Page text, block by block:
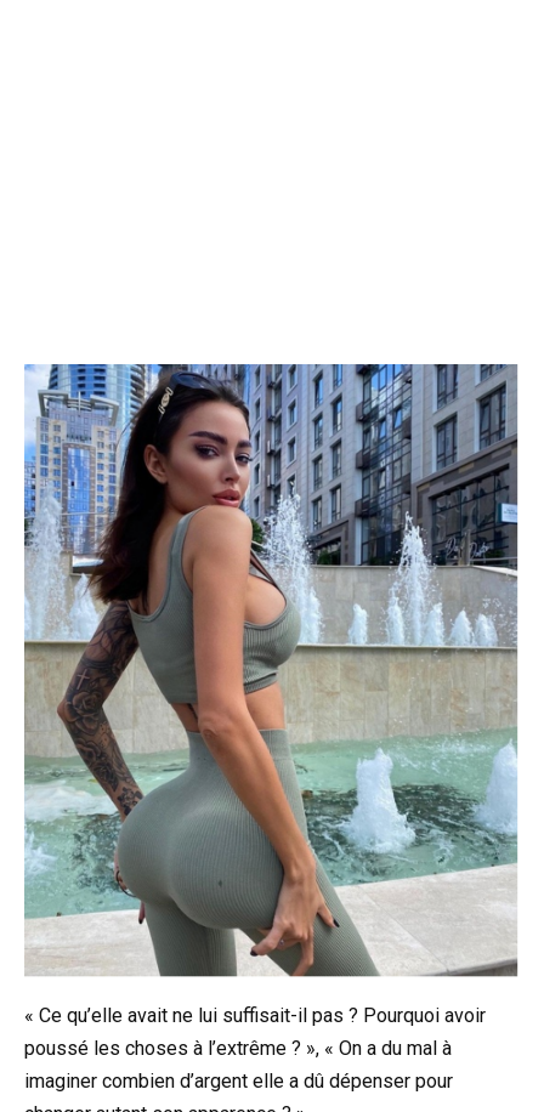
« Ce qu’elle avait ne lui suffisait-il pas ? Pourquoi avoir
poussé les choses à l’extrême ? », « On a du mal à
imaginer combien d’argent elle a dû dépenser pour